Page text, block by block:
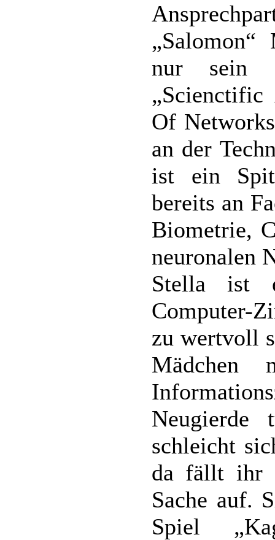
nur sein
Of
an der
ist ein
bereits an
Biometrie,
neuronalen
Stella ist
Computer-
zu wertvoll
Mädchen
schleicht
da fällt ihr
Sache auf.
Spiel